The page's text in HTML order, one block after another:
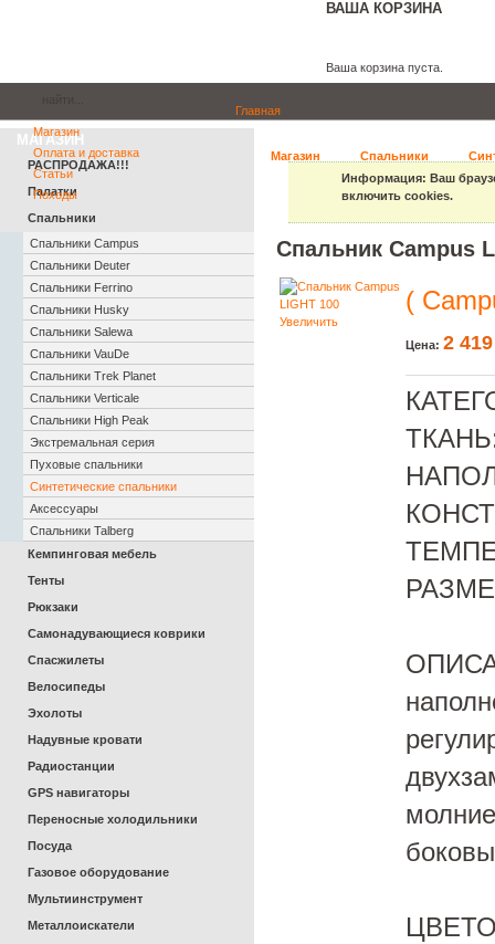
ВАША КОРЗИНА
Ваша корзина пуста.
Главная
Магазин
Оплата и доставка
Статьи
Походы
Магазин Спальники
Информация: Ваш
включить cookies.
Спальник Campus
Увеличить
(
Цена: 2
МАГАЗИН
РАСПРОДАЖА!!!
Палатки
Спальники
Спальники Campus
Спальники Deuter
Cпальники Ferrino
Спальники Husky
Спальники Salewa
Спальники VauDe
Спальники Trek Planet
Спальники Verticale
Спальники High Peak
Экстремальная серия
Пуховые спальники
Синтетические спальники
Аксессуары
Спальники Talberg
Кемпинговая мебель
Тенты
Рюкзаки
Самонадувающиеся коврики
Спасжилеты
Велосипеды
Эхолоты
Надувные кровати
Радиостанции
GPS навигаторы
Переносные холодильники
Посуда
Газовое оборудование
Мультиинструмент
Металлоискатели